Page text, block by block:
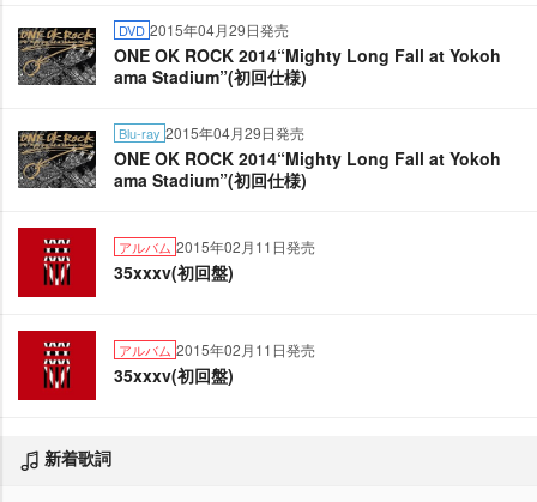
DVD 2015年04月29日発売
ONE OK ROCK 2014“Mighty Long Fall at Yokoh
ama Stadium”(初回仕様)
Blu-ray 2015年04月29日発売
ONE OK ROCK 2014“Mighty Long Fall at Yokoh
ama Stadium”(初回仕様)
アルバム 2015年02月11日発売
35xxxv(初回盤)
アルバム 2015年02月11日発売
35xxxv(初回盤)
新着歌詞